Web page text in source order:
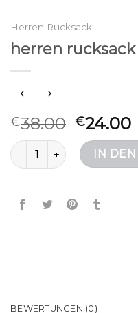
Herren Rucksack
herren rucksack
€38.00 €24.00
herren rucksack Menge
IN
BEWERTUNGEN (0)